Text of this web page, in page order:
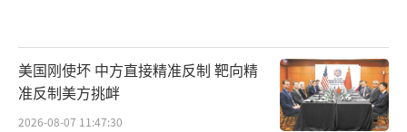
美国刚使坏 中方直接精准反制 靶向精
准反制美方挑衅
2026-08-07 11:47:30